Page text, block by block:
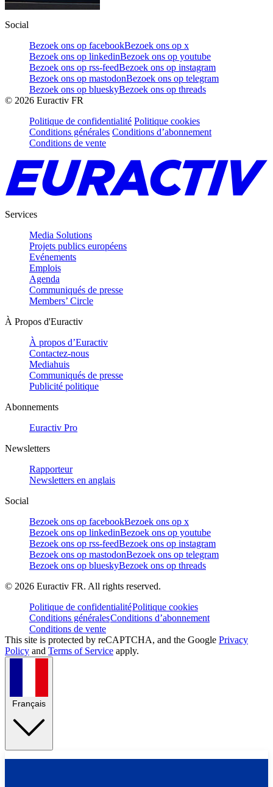
Social
Bezoek ons op facebookBezoek ons op x
Bezoek ons op linkedinBezoek ons op youtube
Bezoek ons op rss-feedBezoek ons op instagram
Bezoek ons op mastodonBezoek ons op telegram
Bezoek ons op blueskyBezoek ons op threads
© 2026 Euractiv FR
Politique de confidentialité Politique cookies
Conditions générales Conditions d’abonnement
Conditions de vente
Services
Media Solutions
Projets publics européens
Evénements
Emplois
Agenda
Communiqués de presse
Members’ Circle
À Propos d'Euractiv
À propos d’Euractiv
Contactez-nous
Mediahuis
Communiqués de presse
Publicité politique
Abonnements
Euractiv Pro
Newsletters
Rapporteur
Newsletters en anglais
Social
Bezoek ons op facebookBezoek ons op x
Bezoek ons op linkedinBezoek ons op youtube
Bezoek ons op rss-feedBezoek ons op instagram
Bezoek ons op mastodonBezoek ons op telegram
Bezoek ons op blueskyBezoek ons op threads
© 2026 Euractiv FR. All rights reserved.
Politique de confidentialitéPolitique cookies
Conditions généralesConditions d’abonnement
Conditions de vente
This site is protected by reCAPTCHA, and the Google Privacy
Policy and Terms of Service apply.
Français